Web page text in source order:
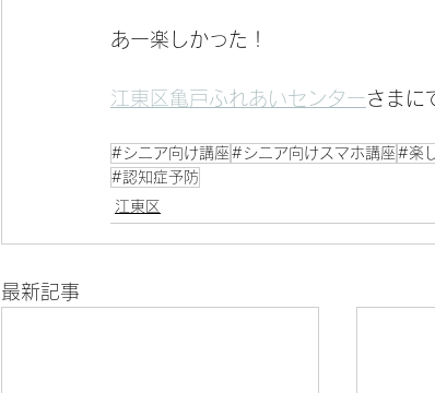
あー楽しかった！
江東区亀戸ふれあいセンターさまに
#シニア向け講座 #シニア向けスマホ講座 #楽
#認知症予防
江東区
最新記事